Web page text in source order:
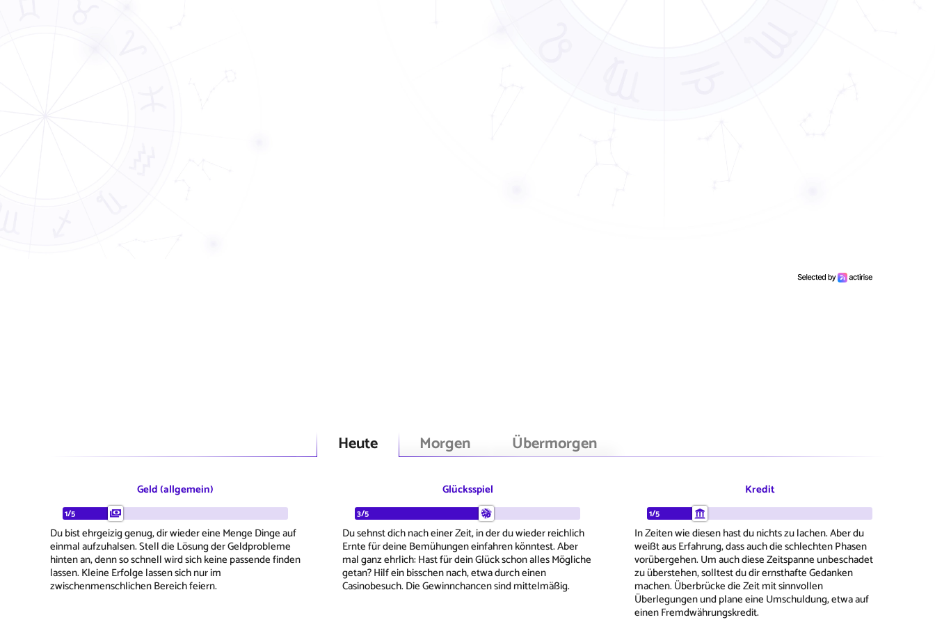
Heute Morgen Übermorgen
Geld (allgemein)
1/5
Du bist ehrgeizig genug, dir wieder eine Menge Dinge auf
einmal aufzuhalsen. Stell die Lösung der Geldprobleme
hinten an, denn so schnell wird sich keine passende finden
lassen. Kleine Erfolge lassen sich nur im
zwischenmenschlichen Bereich feiern.
Glücksspiel
3/5
Du sehnst dich nach einer Zeit, in der du wieder reichlich
Ernte für deine Bemühungen einfahren könntest. Aber
mal ganz ehrlich: Hast für dein Glück schon alles Mögliche
getan? Hilf ein bisschen nach, etwa durch einen
Casinobesuch. Die Gewinnchancen sind mittelmäßig.
Kredit
1/5
In Zeiten wie diesen hast du nichts zu lachen. Aber du
weißt aus Erfahrung, dass auch die schlechten Phasen
vorübergehen. Um auch diese Zeitspanne unbeschadet
zu überstehen, solltest du dir ernsthafte Gedanken
machen. Überbrücke die Zeit mit sinnvollen
Überlegungen und plane eine Umschuldung, etwa auf
einen Fremdwährungskredit.